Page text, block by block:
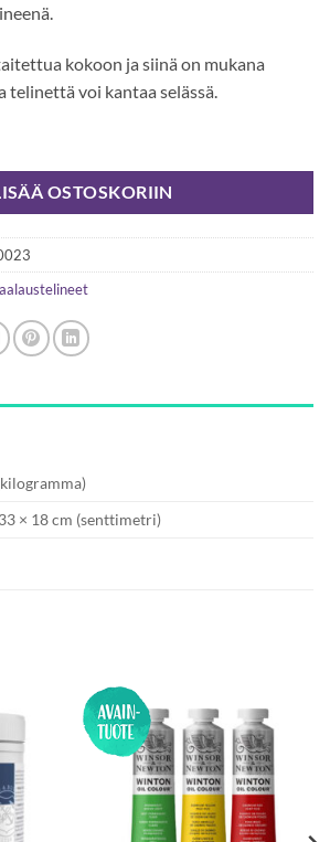
kokoon ja siinä on mukana
telinettä voi kantaa selässä.
OSTOSKORIIN
× 18 cm (senttimetri)